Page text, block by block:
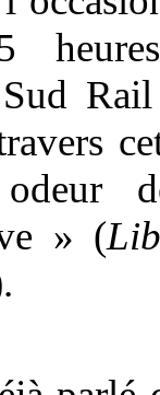
» (